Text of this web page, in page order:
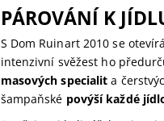
PÁROVÁNÍ K
S Dom Ruinart 2010 se
intenzivní svěžest ho
masových specialit a
šampaňské povýší každé